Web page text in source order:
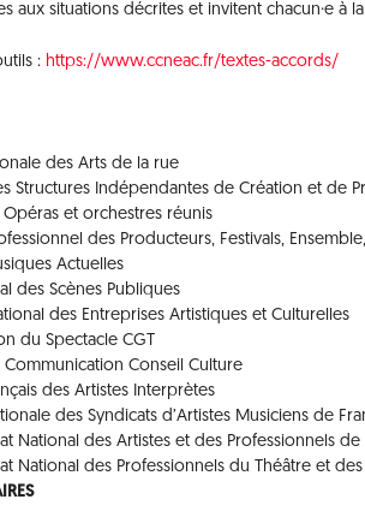
aux situations décrites et invitent chacun·e à
: https://www.ccneac.fr/textes-accords/
des Arts de la rue
Structures Indépendantes de Création et de
Opéras et orchestres réunis
des Producteurs, Festivals,
Actuelles
des Scènes Publiques
des Entreprises Artistiques et Culturelles
du Spectacle CGT
Communication Conseil Culture
des Artistes Interprètes
des Syndicats d’Artistes Musiciens de
National des Artistes et des Professionnels
National des Professionnels du Théâtre et